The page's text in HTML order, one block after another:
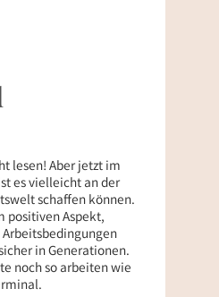
lesen! Aber jetzt im
es vielleicht an der
schaffen können.
positiven Aspekt,
Arbeitsbedingungen
in Generationen.
noch so arbeiten wie